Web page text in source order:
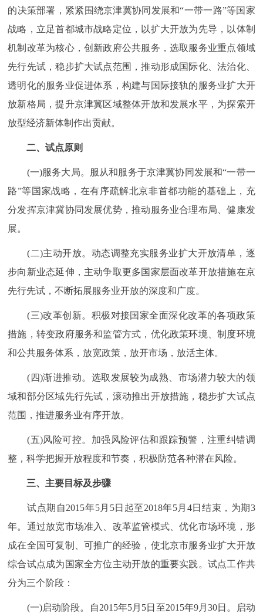
绿色北京 图说北京 视频北京
多语种
ENGLISH 한국어 日本語
DEUTSCH FRANÇAIS РУССКИЙ ЯЗЫК
ITALIANO
回到顶部
的决策部署，紧紧围绕京津冀协同发展和“一带一路”等国家
战略，立足首都城市战略定位，以扩大开放为先导，以体制
机制改革为核心，创新政府公共服务，选取服务业重点领域
先行先试，稳步扩大试点范围，推动形成国际化、法治化、
透明化的服务业促进体系，构建与国际接轨的服务业扩大开
放新格局，提升京津冀区域整体开放和发展水平，为探索开
放型经济新体制作出贡献。
二、试点原则
(一)服务大局。服从和服务于京津冀协同发展和“一带一
路”等国家战略，在有序疏解北京非首都功能的基础上，充
分发挥京津冀协同发展优势，推动服务业合理布局、健康发
展。
(二)主动开放。动态调整充实服务业扩大开放清单，逐
步向新业态延伸，主动争取更多国家层面改革开放措施在京
先行先试，不断拓展服务业开放的深度和广度。
(三)改革创新。积极对接国家全面深化改革的各项政策
措施，转变政府服务和监管方式，优化政策环境、制度环境
和公共服务体系，放宽政策，放开市场，放活主体。
(四)渐进推动。选取发展较为成熟、市场潜力较大的领
域和部分区域先行先试，滚动推出开放措施，稳步扩大试点
范围，推进服务业有序开放。
(五)风险可控。加强风险评估和跟踪预警，注重纠错调
整，科学把握开放程度和节奏，积极防范各种潜在风险。
三、主要目标及步骤
试点期自2015年5月5日起至2018年5月4日结束，为期3
年。通过放宽市场准入、改革监管模式、优化市场环境，形
成在全国可复制、可推广的经验，使北京市服务业扩大开放
综合试点成为国家全方位主动开放的重要实践。试点工作共
分为三个阶段：
(一)启动阶段。自2015年5月5日至2015年9月30日。启动